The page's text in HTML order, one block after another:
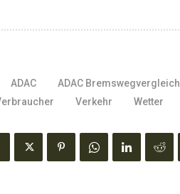
ADAC ADAC Bremswegvergleich
Verkehr Wetter